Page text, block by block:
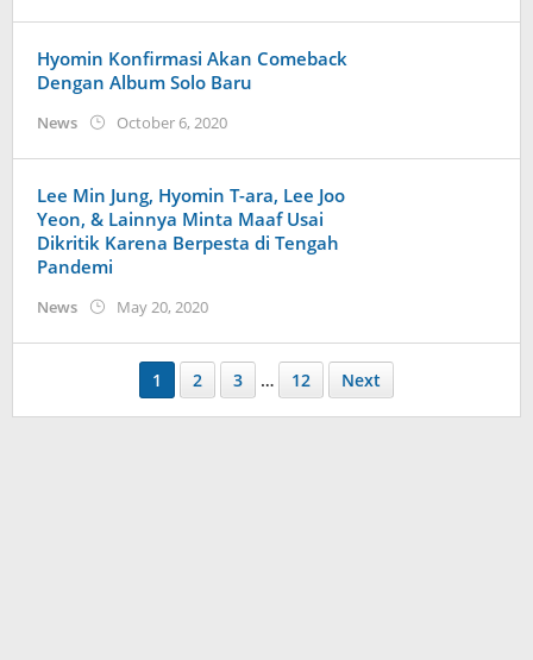
Hyomin Konfirmasi Akan Comeback
Dengan Album Solo Baru
News October 6, 2020by
Lee Min Jung, Hyomin T-ara, Lee Joo
Yeon, & Lainnya Minta Maaf Usai
Dikritik Karena Berpesta di Tengah
Pandemi
News May 20, 2020by
1 2 3 … 12 Next